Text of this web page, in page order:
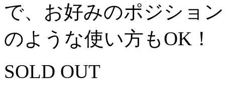
で、お好みのポジショ
のような使い方もOK！
SOLD OUT